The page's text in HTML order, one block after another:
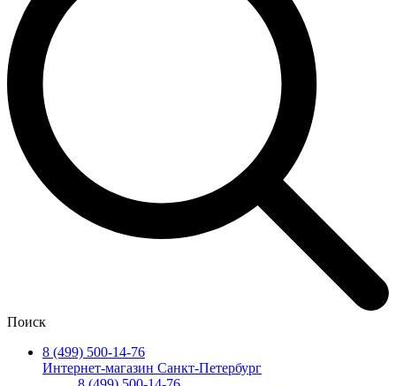
Поиск
8 (499) 500-14-76
Интернет-магазин Санкт-Петербург